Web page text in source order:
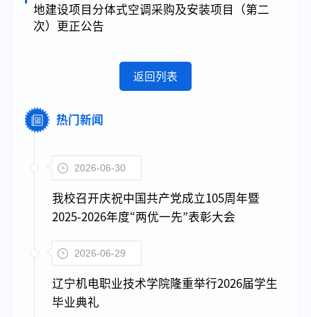
地建设项目分体式空调采购及安装项目（第二
次）更正公告
返回列表
热门新闻
2026-06-30
我校召开庆祝中国共产党成立105周年暨
2025-2026年度“两优一先”表彰大会
2026-06-29
辽宁机电职业技术学院隆重举行2026届学生
毕业典礼